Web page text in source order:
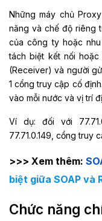
Những máy chủ
năng và chế độ riêng
của công ty hoặc
tách biệt kết nối hoặc
(Receiver) và người
1 cổng truy cập cố
vào mỗi nước và vị trí
Ví dụ: đối với
77.71.0.149, cổng truy
>>> Xem thêm:
biệt giữa SOAP và
Chức năng